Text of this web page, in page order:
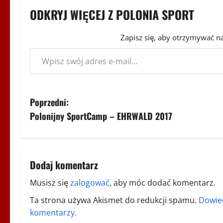
ODKRYJ WIĘCEJ Z POLONIA SPORT
Zapisz się, aby otrzymywać
Wpisz swój adres e-mail…
Z
o
a
c
z
Poprzedni:
Polonijny SportCamp – EHRWALD 2017
Dodaj komentarz
Musisz sięzalogować, aby móc dodać komentarz.
Ta strona używa Akismet do redukcji spamu.
komentarzy.